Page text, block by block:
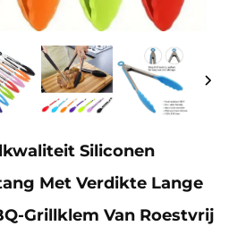
Siliconen
Met Verdikte Lange
Grillklem Van Roestvrij